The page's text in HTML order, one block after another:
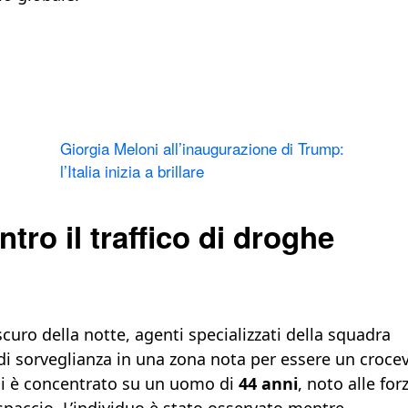
Giorgia Meloni all’inaugurazione di Trump:
l’Italia inizia a brillare
il traffico di droghe
della notte, agenti specializzati della squadra
sorveglianza in una zona nota per essere un
concentrato su un uomo di 44 anni, noto alle